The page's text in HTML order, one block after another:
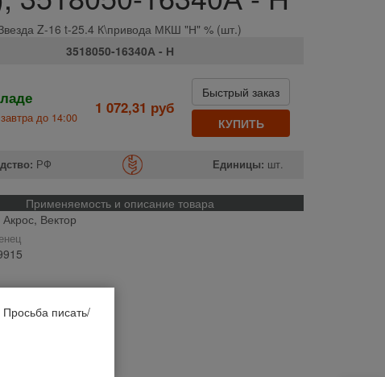
Z-16 t-25.4 К\привода МКШ "Н" % (шт.)
3518050-16340А - Н
до 14:00
1 072,31 руб
Быстрый заказ
КУПИТЬ
РФ Единицы: шт.
Применяемость и описание товара
Вектор
писать/